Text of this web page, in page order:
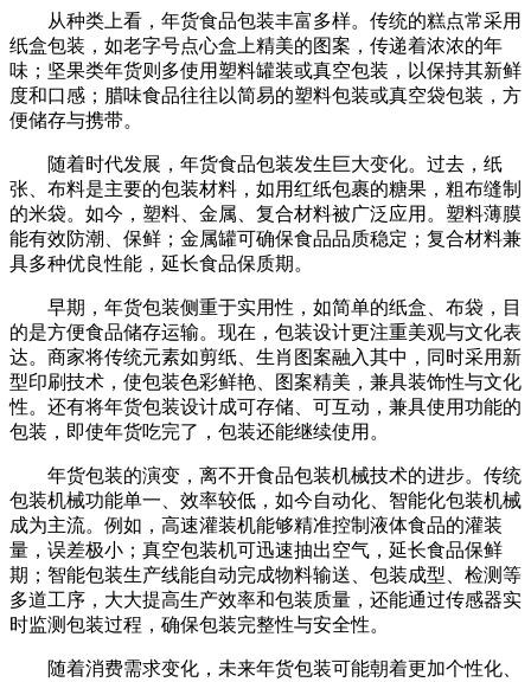
从种类上看，年货食品包装丰富多样。传统的糕点常采用
纸盒包装，如老字号点心盒上精美的图案，传递着浓浓的年
味；坚果类年货则多使用塑料罐装或真空包装，以保持其新鲜
度和口感；腊味食品往往以简易的塑料包装或真空袋包装，方
便储存与携带。
随着时代发展，年货食品包装发生巨大变化。过去，纸
张、布料是主要的包装材料，如用红纸包裹的糖果，粗布缝制
的米袋。如今，塑料、金属、复合材料被广泛应用。塑料薄膜
能有效防潮、保鲜；金属罐可确保食品品质稳定；复合材料兼
具多种优良性能，延长食品保质期。
早期，年货包装侧重于实用性，如简单的纸盒、布袋，目
的是方便食品储存运输。现在，包装设计更注重美观与文化表
达。商家将传统元素如剪纸、生肖图案融入其中，同时采用新
型印刷技术，使包装色彩鲜艳、图案精美，兼具装饰性与文化
性。还有将年货包装设计成可存储、可互动，兼具使用功能的
包装，即使年货吃完了，包装还能继续使用。
年货包装的演变，离不开食品包装机械技术的进步。传统
包装机械功能单一、效率较低，如今自动化、智能化包装机械
成为主流。例如，高速灌装机能够精准控制液体食品的灌装
量，误差极小；真空包装机可迅速抽出空气，延长食品保鲜
期；智能包装生产线能自动完成物料输送、包装成型、检测等
多道工序，大大提高生产效率和包装质量，还能通过传感器实
时监测包装过程，确保包装完整性与安全性。
随着消费需求变化，未来年货包装可能朝着更加个性化、